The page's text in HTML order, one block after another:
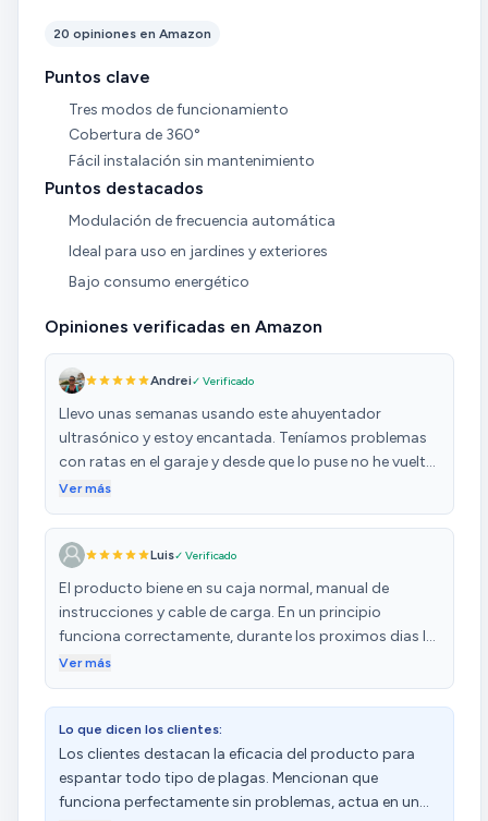
20 opiniones en Amazon
Puntos clave
Tres modos de funcionamiento
Cobertura de 360°
Fácil instalación sin mantenimiento
Puntos destacados
Modulación de frecuencia automática
Ideal para uso en jardines y exteriores
Bajo consumo energético
Opiniones verificadas en Amazon
Andrei✓ Verificado
Llevo unas semanas usando este ahuyentador
ultrasónico y estoy encantada. Teníamos problemas
con ratas en el garaje y desde que lo puse no he vuelto
a ver ni oír ninguno. Es muy fácil de instalar, no hace
es discreto y el consumo eléctrico es mínimo. ¡Lo
recomiendo al 100%!
Ver más
Luis✓ Verificado
El producto biene en su caja normal, manual de
instrucciones y cable de carga. En un principio
funciona correctamente, durante los proximos dias lo
probare para ver si cumple todas las especificaciones
animales domesticos que tengo en casa
Ver más
Lo que dicen los clientes:
Los clientes destacan la eficacia del producto para
espantar todo tipo de plagas. Mencionan que
funciona perfectamente sin problemas, actua en un